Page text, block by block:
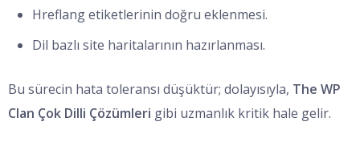
Hreflang etiketlerinin doğru eklenmesi.
Dil bazlı site haritalarının hazırlanması.
Bu sürecin hata toleransı düşüktür; dolayısıyla, The WP
Clan Çok Dilli Çözümleri gibi uzmanlık kritik hale gelir.